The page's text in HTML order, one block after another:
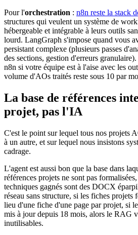
Pour l'orchestration : n8n reste la stack
structures qui veulent un système de
hébergeable et intégrable à leurs outils
lourd. LangGraph s'impose quand vous
persistant complexe (plusieurs passes
des sections, gestion d'erreurs
n8n si votre équipe est à l'aise avec les
volume d'AOs traités reste sous 10 par
La base de références
projet, pas l'IA
C'est le point sur lequel tous nos projets
à un autre, et sur lequel nous insistons
cadrage.
L'agent est aussi bon que la base dans
références projets ne sont pas
techniques gagnés sont des DOCX
réseau sans structure, si les fiches projets
lieu d'une fiche d'une page par projet, si
mis à jour depuis 18 mois, alors le RAG
inutilisables.